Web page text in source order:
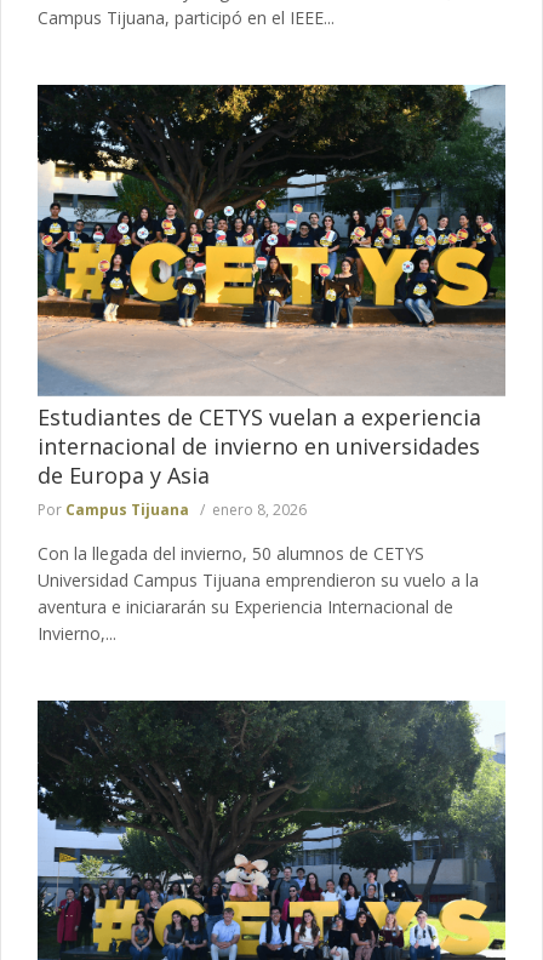
Campus Tijuana, participó en el IEEE...
Estudiantes de CETYS vuelan a experiencia
internacional de invierno en universidades
de Europa y Asia
Por Campus Tijuana enero 8, 2026
Con la llegada del invierno, 50 alumnos de CETYS
Universidad Campus Tijuana emprendieron su vuelo a la
aventura e iniciararán su Experiencia Internacional de
Invierno,...